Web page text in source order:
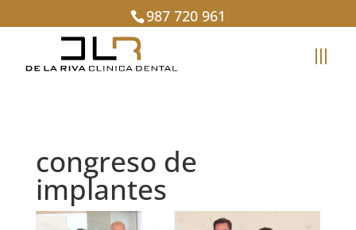
987 720 961
congreso de
implantes